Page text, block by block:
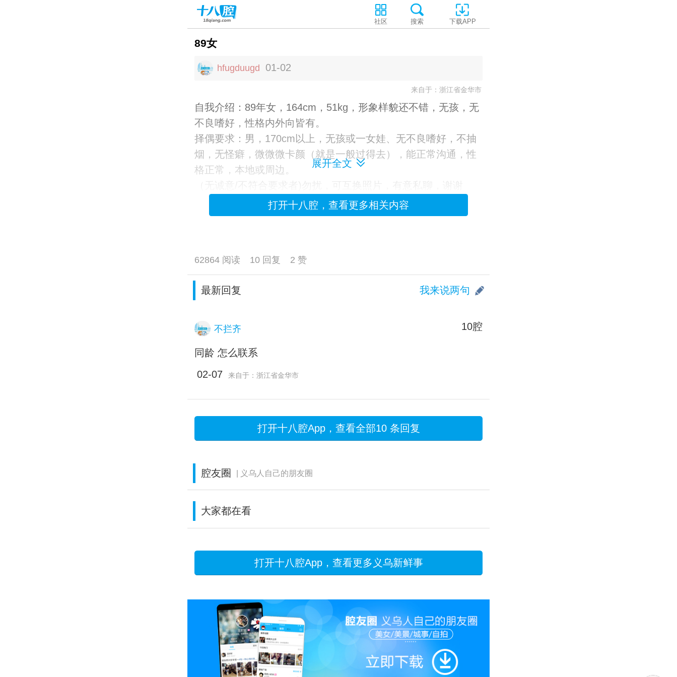
下载APP
搜索
社区
89女
hfugduugd 01-02
来自于：浙江省金华市
自我介绍：89年女，164cm，51kg，形象样貌还不错，无孩，无
不良嗜好，性格内外向皆有。
择偶要求：男，170cm以上，无孩或一女娃、无不良嗜好，不抽
烟，无怪癖，微微微卡颜（就是一般过得去），能正常沟通，性
格正常，本地或周边。
展开全文
打开十八腔，查看更多相关内容
62864 阅读 10 回复 2 赞
最新回复 我来说两句
不拦齐 10腔
同龄 怎么联系
02-07
来自于：浙江省金华市
打开十八腔App，查看全部10 条回复
腔友圈 | 义乌人自己的朋友圈
大家都在看
打开十八腔App，查看更多义乌新鲜事